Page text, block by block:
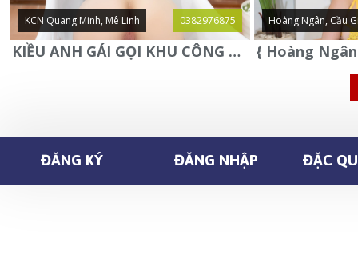
KCN Quang Minh, Mê Linh 0382976875
KIỀU ANH GÁI GỌI KHU CÔNG NGHIỆP QUANG MINH - MÊ LINH
Hoàng Ngân, Cầu
ĐĂNG KÝ ĐĂNG NHẬP ĐẶC